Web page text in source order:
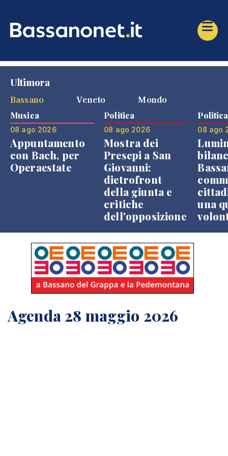
Ultimora
Bassano
Veneto Mondo
Musica
08 ago 2026
Appuntamento
con Bach, per
Operaestate
Politica
08 ago 2026
Mostra dei
Presepi a San
Giovanni:
dietrofront
della giunta e
critiche
dell'opposizione
Politica
08 ago
una
Agenda 28 maggio 2026